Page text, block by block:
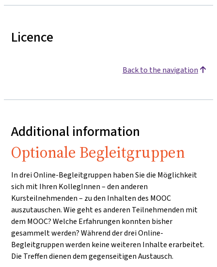
Licence
Back to the navigation
Additional information
Optionale Begleitgruppen
In drei Online-Begleitgruppen haben Sie die Möglichkeit
sich mit Ihren KollegInnen – den anderen
Kursteilnehmenden – zu den Inhalten des MOOC
auszutauschen. Wie geht es anderen Teilnehmenden mit
dem MOOC? Welche Erfahrungen konnten bisher
gesammelt werden? Während der drei Online-
Begleitgruppen werden keine weiteren Inhalte erarbeitet.
Die Treffen dienen dem gegenseitigen Austausch.